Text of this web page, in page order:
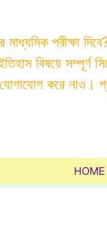
মাধ্যমিক পরীক্ষা
বিষয়ে
যোগাযোগ করে
HOME